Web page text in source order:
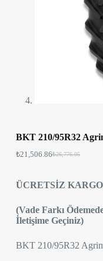
BKT 210/95R32
₺26,776.05
₺21,506.86
ÜCRETSİZ KARGO
(Vade Farkı
İletişime Geçiniz)
BKT 210/95R32